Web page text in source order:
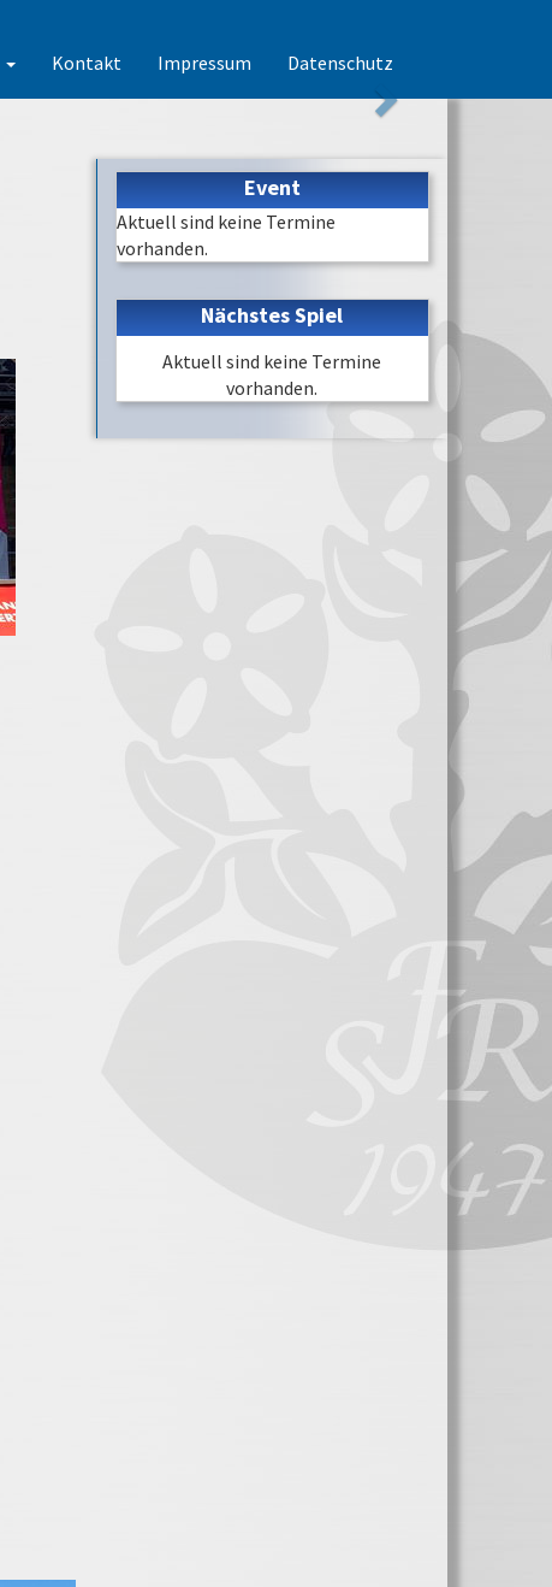
Kontakt Impressum Datenschutz
Event
Aktuell sind keine Termine
vorhanden.
Nächstes Spiel
Aktuell sind keine Termine
vorhanden.